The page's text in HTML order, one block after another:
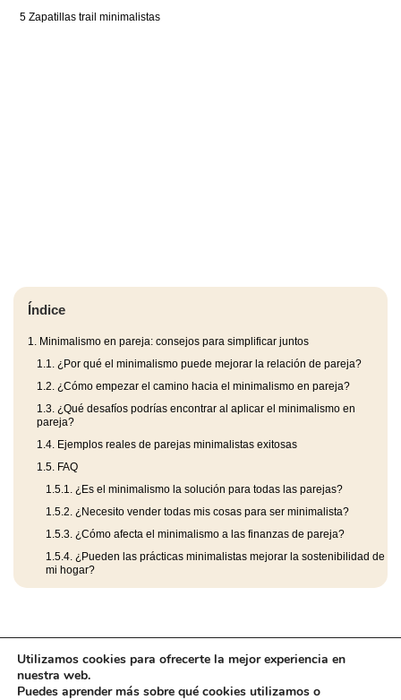
5 Zapatillas trail minimalistas
Índice
1. Minimalismo en pareja: consejos para simplificar juntos
1.1. ¿Por qué el minimalismo puede mejorar la relación de pareja?
1.2. ¿Cómo empezar el camino hacia el minimalismo en pareja?
1.3. ¿Qué desafíos podrías encontrar al aplicar el minimalismo en
pareja?
1.4. Ejemplos reales de parejas minimalistas exitosas
1.5. FAQ
1.5.1. ¿Es el minimalismo la solución para todas las parejas?
1.5.2. ¿Necesito vender todas mis cosas para ser minimalista?
1.5.3. ¿Cómo afecta el minimalismo a las finanzas de pareja?
1.5.4. ¿Pueden las prácticas minimalistas mejorar la sostenibilidad de
mi hogar?
Utilizamos cookies para ofrecerte la mejor experiencia en
nuestra web.
Puedes aprender más sobre qué cookies utilizamos o